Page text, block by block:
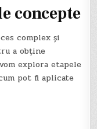
concepte
complex și
a obține
explora etapele
pot fi aplicate